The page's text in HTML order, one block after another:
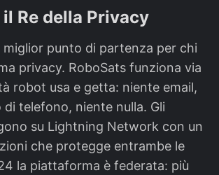
Re della Privacy
miglior punto di partenza per chi
privacy. RoboSats funziona via
robot usa e getta: niente email,
di telefono, niente nulla. Gli
su Lightning Network con un
che protegge entrambe le
la piattaforma è federata: più